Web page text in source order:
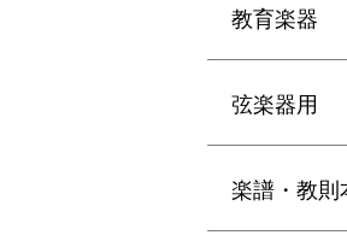
教育楽器
弦楽器用
楽譜・教則